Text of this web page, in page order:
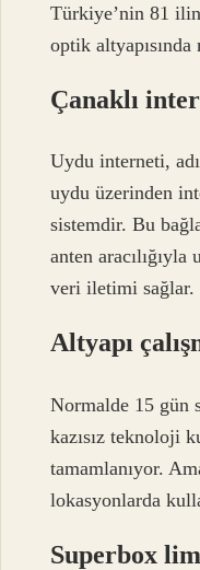
Türkiye’nin 81
optik
Çanaklı
Uydu interneti,
uydu üzerinden
sistemdir. Bu
anten
veri iletimi sağlar.
Altyapı
Normalde 15 gün
kazısız teknoloji
tamamlanıyor.
lokasyonlarda
Superbox